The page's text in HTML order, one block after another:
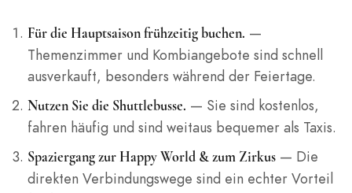
Für die Hauptsaison frühzeitig buchen. —
Themenzimmer und Kombiangebote sind schnell
ausverkauft, besonders während der Feiertage.
Nutzen Sie die Shuttlebusse. — Sie sind kostenlos,
fahren häufig und sind weitaus bequemer als Taxis.
Spaziergang zur Happy World & zum Zirkus— Die
direkten Verbindungswege sind ein echter Vorteil